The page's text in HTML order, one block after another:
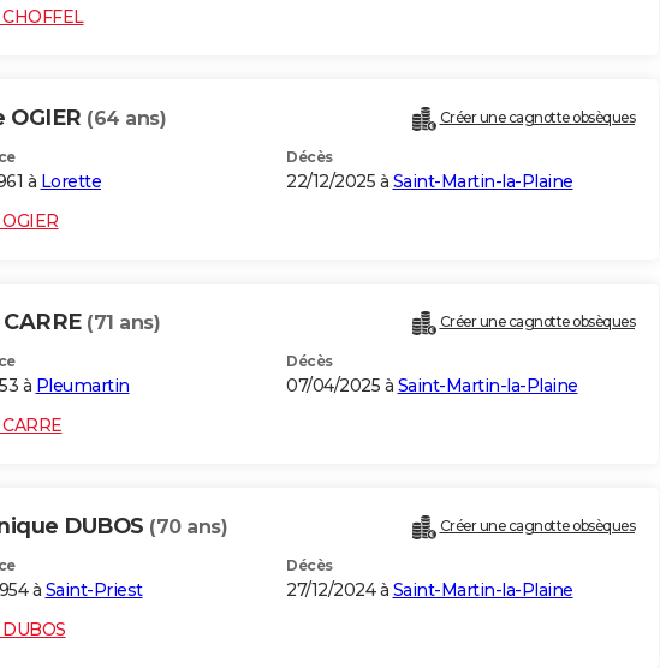
OGIER (64 ans) Créer une cagnotte obsèques
à Lorette
Décès
22/12/2025 à Saint-Martin-la-Plaine
(71 ans) Créer une cagnotte obsèques
à Pleumartin
Décès
07/04/2025 à Saint-Martin-la-Plaine
DUBOS (70 ans) Créer une cagnotte obsèques
à Saint-Priest
Décès
27/12/2024 à Saint-Martin-la-Plaine